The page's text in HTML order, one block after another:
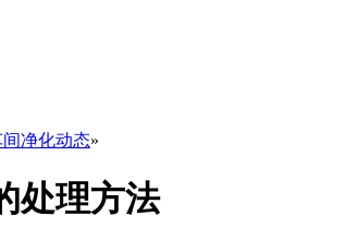
净化动态»
处理方法